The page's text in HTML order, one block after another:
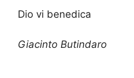
Dio vi benedica
Giacinto Butindaro